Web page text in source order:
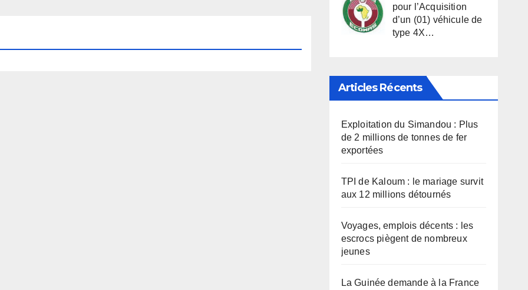
pour l’Acquisition
d’un (01) véhicule de
type 4X…
Articles Récents
Exploitation du Simandou : Plus
de 2 millions de tonnes de fer
exportées
TPI de Kaloum : le mariage survit
aux 12 millions détournés
Voyages, emplois décents : les
escrocs piègent de nombreux
jeunes
La Guinée demande à la France